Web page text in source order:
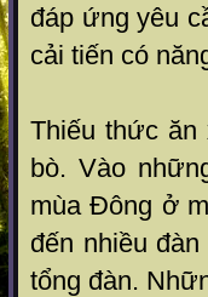
đáp ứng yêu
cải tiến có
Thiếu thức ăn
bò. Vào
mùa Đông ở
đến nhiều
tổng đàn.